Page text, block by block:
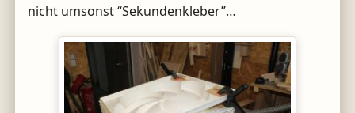
nicht umsonst “Sekundenkleber”…